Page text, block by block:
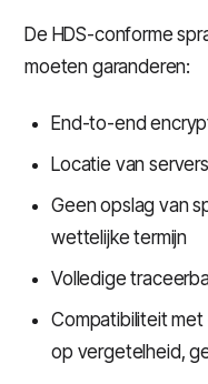
De HDS-conforme
moeten garanderen:
End-to-end
Locatie van
Geen opslag van
wettelijke termijn
Volledige
Compatibiliteit
op vergetelheid,